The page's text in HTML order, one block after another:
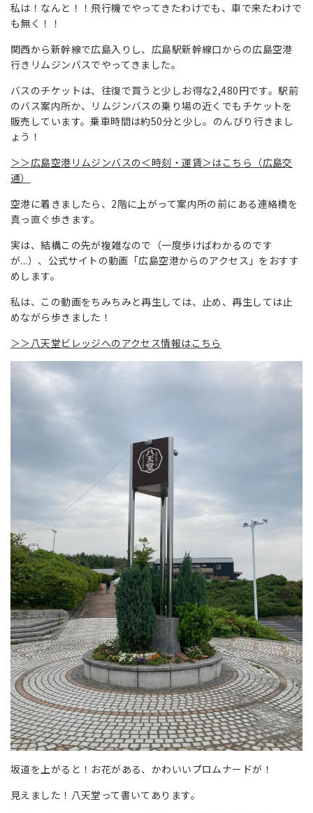
私は！なんと！！飛行機でやってきたわけでも、車で来たわけで
も無く！！
関西から新幹線で広島入りし、広島駅新幹線口からの広島空港
行きリムジンバスでやってきました。
バスのチケットは、往復で買うと少しお得な2,480円です。駅前
のバス案内所か、リムジンバスの乗り場の近くでもチケットを
販売しています。乗車時間は約50分と少し。のんびり行きまし
ょう！
＞＞広島空港リムジンバスの＜時刻・運賃＞はこちら（広島交
通）
空港に着きましたら、2階に上がって案内所の前にある連絡橋を
真っ直ぐ歩きます。
実は、結構この先が複雑なので（一度歩けばわかるのです
が...）、公式サイトの動画「広島空港からのアクセス」をおすす
めします。
私は、この動画をちみちみと再生しては、止め、再生しては止
めながら歩きました！
＞＞八天堂ビレッジへのアクセス情報はこちら
坂道を上がると！お花がある、かわいいプロムナードが！
見えました！八天堂って書いてあります。